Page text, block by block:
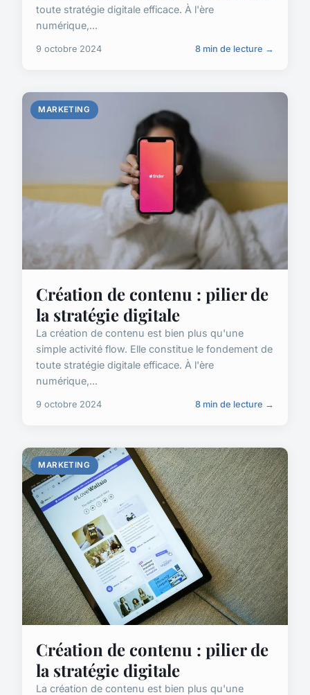
toute stratégie digitale efficace. À l'ère
numérique,...
9 octobre 2024 8 min de lecture →
MARKETING
Création de contenu : pilier de
la stratégie digitale
La création de contenu est bien plus qu'une
simple activité flow. Elle constitue le fondement de
toute stratégie digitale efficace. À l'ère
numérique,...
9 octobre 2024 8 min de lecture →
MARKETING
Création de contenu : pilier de
la stratégie digitale
La création de contenu est bien plus qu'une